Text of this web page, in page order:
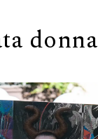
donna